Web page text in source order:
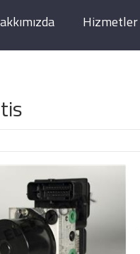
Hizmetler